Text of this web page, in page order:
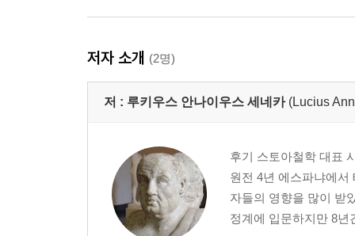
저자 소개 (2명)
저 : 루키우스 안나이우스 세네카 (Lucius
후기 스토아철학 대표
원전 4년 에스파냐에
자들의 영향을 많이 받
정계에 입문하지만 8년